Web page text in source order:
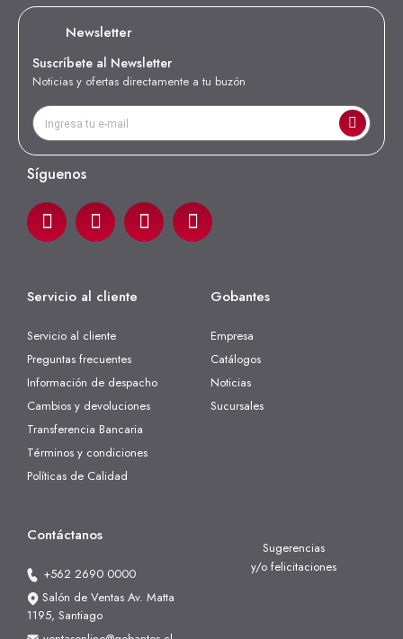
Newsletter
Suscríbete al Newsletter
Noticias y ofertas directamente a tu buzón
Síguenos
Servicio al cliente
Servicio al cliente
Preguntas frecuentes
Información de despacho
Cambios y devoluciones
Transferencia Bancaria
Términos y condiciones
Políticas de Calidad
Gobantes
Empresa
Catálogos
Noticias
Sucursales
Contáctanos
+562 2690 0000
Salón de Ventas Av. Matta
1195, Santiago
Sugerencias
y/o felicitaciones